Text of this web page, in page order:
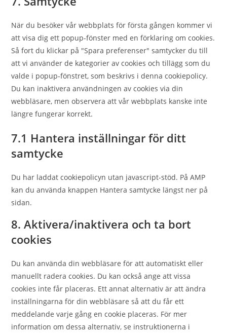
När du besöker vår webbplats för första gången kommer vi
att visa dig ett popup-fönster med en förklaring om cookies.
Så fort du klickar på "Spara preferenser" samtycker du till
att vi använder de kategorier av cookies och tillägg som du
valde i popup-fönstret, som beskrivs i denna cookiepolicy.
Du kan inaktivera användningen av cookies via din
webbläsare, men observera att vår webbplats kanske inte
längre fungerar korrekt.
7.1 Hantera inställningar för ditt
samtycke
Du har laddat cookiepolicyn utan javascript-stöd. På AMP
kan du använda knappen Hantera samtycke längst ner på
sidan.
8. Aktivera/inaktivera och ta bort
cookies
Du kan använda din webbläsare för att automatiskt eller
manuellt radera cookies. Du kan också ange att vissa
cookies inte får placeras. Ett annat alternativ är att ändra
inställningarna för din webbläsare så att du får ett
meddelande varje gång en cookie placeras. För mer
information om dessa alternativ, se instruktionerna i